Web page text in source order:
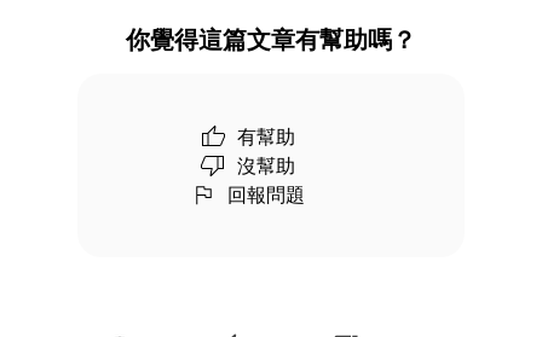
你覺得這篇文章有幫助嗎？
有幫助
沒幫助
回報問題